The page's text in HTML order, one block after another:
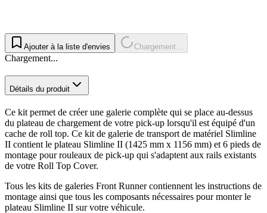
Ajouter à la liste d'envies Chargement...
Chargement...
Détails du produit
Ce kit permet de créer une galerie complète qui se place au-dessus
du plateau de chargement de votre pick-up lorsqu'il est équipé d'un
cache de roll top. Ce kit de galerie de transport de matériel Slimline
II contient le plateau Slimline II (1425 mm x 1156 mm) et 6 pieds de
montage pour rouleaux de pick-up qui s'adaptent aux rails existants
de votre Roll Top Cover.
Tous les kits de galeries Front Runner contiennent les instructions de
montage ainsi que tous les composants nécessaires pour monter le
plateau Slimline II sur votre véhicule.